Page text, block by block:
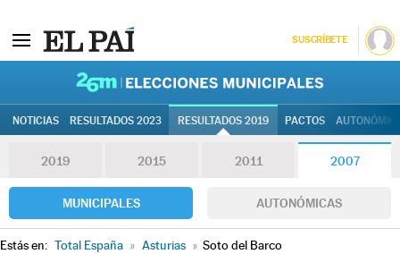
SUSCRÍBETE
NOTICIAS RESULTADOS 2023 RESULTADOS 2019 PACTOS
2019 2015 2011 2007
MUNICIPALES AUTONÓMICAS
Estás en: Total España » Asturias » Soto del Barco